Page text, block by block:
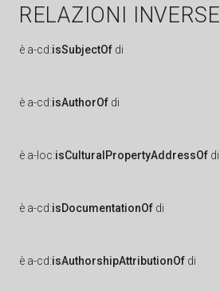
RELAZIONI INVERSE
è a-cd:isSubjectOf di
è a-cd:isAuthorOf di
è a-loc:isCulturalPropertyAddressOf di
è a-cd:isDocumentationOf di
è a-cd:isAuthorshipAttributionOf di